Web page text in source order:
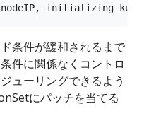
条件が緩和されるまで
件に関係なくコントロ
ューリングできるよう
にパッチを当てる